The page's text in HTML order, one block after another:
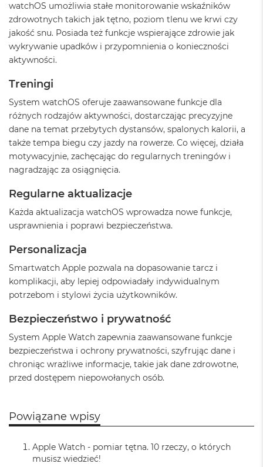
B
o
o
k
N
e
I
n
d
y
g
o
M
a
c
o
o
k
N
o
r
e
b
y
W
e
d
ł
o
m
n
watchOS umożliwia stałe monitorowanie wskaźników
zdrowotnych takich jak tętno, poziom tlenu we krwi czy
jakość snu. Posiada też funkcje wspierające zdrowie jak
wykrywanie upadków i przypomnienia o konieczności
aktywności.
Treningi
System watchOS oferuje zaawansowane funkcje dla
różnych rodzajów aktywności, dostarczając precyzyjne
dane na temat przebytych dystansów, spalonych kalorii, a
także tempa biegu czy jazdy na rowerze. Co więcej, działa
motywacyjnie, zachęcając do regularnych treningów i
nagradzając za osiągnięcia.
Regularne aktualizacje
Każda aktualizacja watchOS wprowadza nowe funkcje,
usprawnienia i poprawi bezpieczeństwa.
Personalizacja
Smartwatch Apple pozwala na dopasowanie tarcz i
komplikacji, aby lepiej odpowiadały indywidualnym
potrzebom i stylowi życia użytkowników.
Bezpieczeństwo i prywatność
System Apple Watch zapewnia zaawansowane funkcje
bezpieczeństwa i ochrony prywatności, szyfrując dane i
chroniąc wrażliwe informacje, takie jak dane zdrowotne,
przed dostępem niepowołanych osób.
Powiązane wpisy
Apple Watch - pomiar tętna. 10 rzeczy, o których
musisz wiedzieć!